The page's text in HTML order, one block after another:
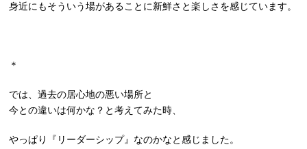
身近にもそういう場があることに新鮮さと楽しさを感じています。
＊
では、過去の居心地の悪い場所と
今との違いは何かな？と考えてみた時、
やっぱり『リーダーシップ』なのかなと感じました。